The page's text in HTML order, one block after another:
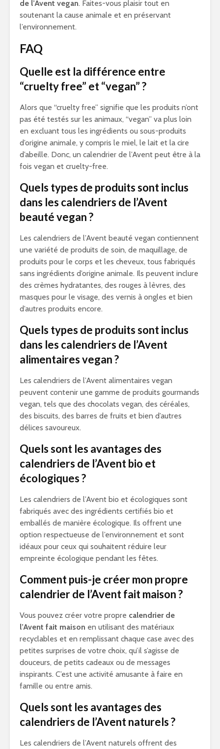
de l’Avent vegan. Faites-vous plaisir tout en
soutenant la cause animale et en préservant
l’environnement.
FAQ
Quelle est la différence entre
“cruelty free” et “vegan” ?
Alors que “cruelty free” signifie que les produits n’ont
pas été testés sur les animaux, “vegan” va plus loin
en excluant tous les ingrédients ou sous-produits
d’origine animale, y compris le miel, le lait et la cire
d’abeille. Donc, un calendrier de l’Avent peut être à la
fois vegan et cruelty-free.
Quels types de produits sont inclus
dans les calendriers de l’Avent
beauté vegan ?
Les calendriers de l’Avent beauté vegan contiennent
une variété de produits de soin, de maquillage, de
produits pour le corps et les cheveux, tous fabriqués
sans ingrédients d’origine animale. Ils peuvent inclure
des crèmes hydratantes, des rouges à lèvres, des
masques pour le visage, des vernis à ongles et bien
d’autres produits encore.
Quels types de produits sont inclus
dans les calendriers de l’Avent
alimentaires vegan ?
Les calendriers de l’Avent alimentaires vegan
peuvent contenir une gamme de produits gourmands
vegan, tels que des chocolats vegan, des céréales,
des biscuits, des barres de fruits et bien d’autres
délices savoureux.
Quels sont les avantages des
calendriers de l’Avent bio et
écologiques ?
Les calendriers de l’Avent bio et écologiques sont
fabriqués avec des ingrédients certifiés bio et
emballés de manière écologique. Ils offrent une
option respectueuse de l’environnement et sont
idéaux pour ceux qui souhaitent réduire leur
empreinte écologique pendant les fêtes.
Comment puis-je créer mon propre
calendrier de l’Avent fait maison ?
Vous pouvez créer votre propre calendrier de
l’Avent fait maison en utilisant des matériaux
recyclables et en remplissant chaque case avec des
petites surprises de votre choix, qu’il s’agisse de
douceurs, de petits cadeaux ou de messages
inspirants. C’est une activité amusante à faire en
famille ou entre amis.
Quels sont les avantages des
calendriers de l’Avent naturels ?
Les calendriers de l’Avent naturels offrent des